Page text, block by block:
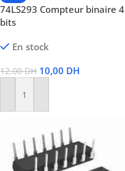
74LS293 Compteur binaire 4
bits
En stock
12,00DH 10,00 DH
Ajouter Au Panier